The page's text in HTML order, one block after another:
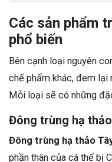
Các sản phẩm
phổ biến
Bên cạnh loại nguyên
chế phẩm khác, đem lại
Mỗi loại sẽ có những
Đông trùng hạ
Đông trùng hạ thảo
phần thân của cá thể bị